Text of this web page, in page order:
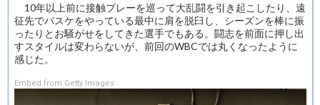
10年以上前に接触プレーを巡って大乱闘を引き起こしたり、遠
征先でバスケをやっている最中に肩を脱臼し、シーズンを棒に振
ったりとお騒がせをしてきた選手でもある。闘志を前面に押し出
すスタイルは変わらないが、前回のWBCでは丸くなったように
感じた。
Embed from Getty Images